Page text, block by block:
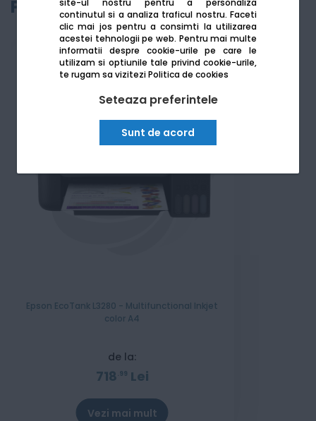
continutul si a analiza traficul nostru. Faceti
clic mai jos pentru a consimti la utilizarea
acestei tehnologii pe web. Pentru mai multe
informatii despre cookie-urile pe care le
utilizam si optiunile tale privind cookie-urile,
te rugam sa viziteziPolitica de cookies
Seteaza preferintele
Sunt de acord
Produse recomandate
Epson EcoTank L3280 - Multifunctional Inkjet
color A4
de la:
718 99 Lei
Vezi mai mult